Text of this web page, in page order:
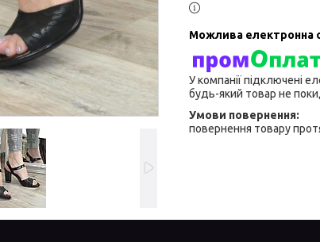
У компанії підключені
будь-який товар не
повернення товару